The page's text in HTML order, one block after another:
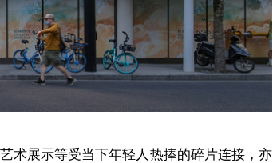
术展示等受当下年轻人热捧的碎片连接，亦